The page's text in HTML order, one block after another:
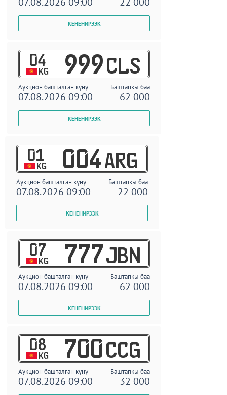
04
KG 999 CLS
Аукцион башталган күнү Баштапкы баа
07.08.2026 09:00 62 000
01
KG 004 ARG
Аукцион башталган күнү Баштапкы баа
07.08.2026 09:00 22 000
07
KG 777 JBN
Аукцион башталган күнү Баштапкы баа
07.08.2026 09:00 62 000
08
KG 700 CCG
Аукцион башталган күнү Баштапкы баа
07.08.2026 09:00 32 000